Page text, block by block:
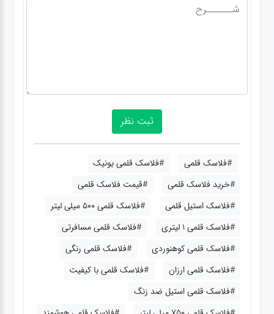
#فلاسک قلمی
#فلاسک قلمی یونیک
#خرید فلاسک قلمی
#قیمت فلاسک قلمی
#فلاسک استیل قلمی
#فلاسک قلمی 500 میلی لیتر
#فلاسک قلمی 1 لیتری
#فلاسک قلمی مسافرتی
#فلاسک قلمی کوهنوردی
#فلاسک قلمی رنگی
#فلاسک قلمی ارزان
#فلاسک قلمی با کیفیت
#فلاسک قلمی استیل ضد زنگ